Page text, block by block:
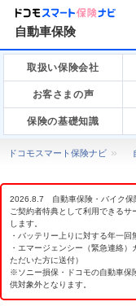
自動車保険
取扱い保険会社
お客さまの声
保険の基礎知識
ドコモスマート保険ナビ
2026.8.7 自動車保険・バイク保
ご契約者特典として利用できる
します。
・バッテリー上りに対する年一
・エマージェンシー（緊急連絡
ただいた方に送付）
※ソニー損保・ドコモの自動車保
供対象外となります。